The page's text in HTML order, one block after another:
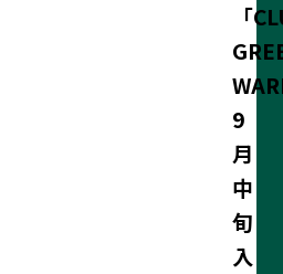
「
9
月
中
旬
入